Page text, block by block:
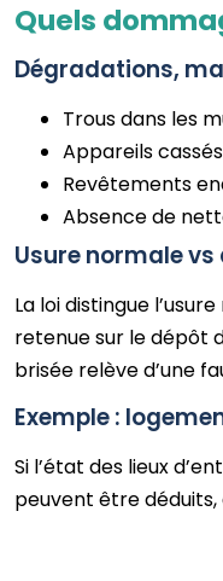
Quels
Dégradations,
Trous dans les
Appareils
Revêtements
Absence de
Usure normale
La loi distingue
retenue sur le dépôt
brisée relève d’une
Exemple :
Si l’état des lieux
peuvent être déduits,